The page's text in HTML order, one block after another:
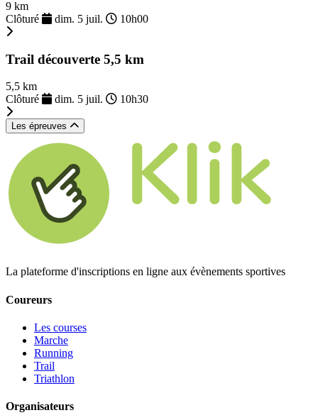
9 km
Clôturé
dim. 5 juil. 10h00
Trail découverte 5,5 km
5,5 km
Clôturé
dim. 5 juil. 10h30
Les épreuves
La plateforme d'inscriptions en ligne aux évènements sportives
Coureurs
Les courses
Marche
Running
Trail
Triathlon
Organisateurs